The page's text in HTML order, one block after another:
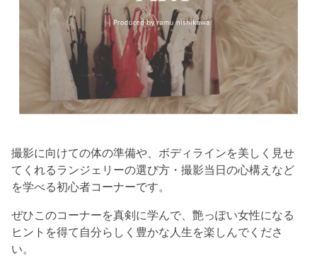
撮影に向けての体の準備や、ボディラインを美しく見せ
てくれるランジェリーの選び方・撮影当日の心構えなど
を学べる初心者コーナーです。
ぜひこのコーナーを真剣に学んで、艶っぽい女性になる
ヒントを得て自分らしく豊かな人生を楽しんでくださ
い。